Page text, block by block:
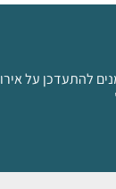
להתעדכן על